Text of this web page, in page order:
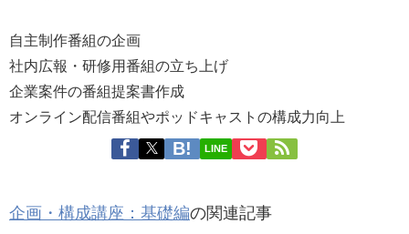
自主制作番組の企画
社内広報・研修用番組の立ち上げ
企業案件の番組提案書作成
オンライン配信番組やポッドキャストの構成力向上
LINE
企画・構成講座：基礎編の関連記事